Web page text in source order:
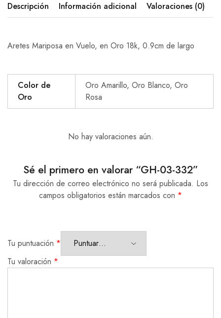
Descripción Información adicional Valoraciones (0)
Aretes Mariposa en Vuelo, en Oro 18k, 0.9cm de largo
Color de
Oro
Oro Amarillo, Oro Blanco, Oro
Rosa
No hay valoraciones aún.
Sé el primero en valorar “GH-03-332”
Tu dirección de correo electrónico no será publicada. Los
campos obligatorios están marcados con *
Tu puntuación *
Tu valoración *